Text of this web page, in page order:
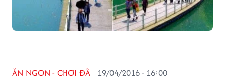
ĂN NGON - CHƠI ĐÃ 19/04/2016 - 16:00